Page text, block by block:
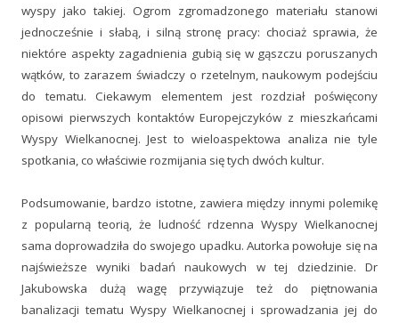
wyspy jako takiej. Ogrom zgromadzonego materiału stanowi
jednocześnie i słabą, i silną stronę pracy: chociaż sprawia, że
niektóre aspekty zagadnienia gubią się w gąszczu poruszanych
wątków, to zarazem świadczy o rzetelnym, naukowym podejściu
do tematu. Ciekawym elementem jest rozdział poświęcony
opisowi pierwszych kontaktów Europejczyków z mieszkańcami
Wyspy Wielkanocnej. Jest to wieloaspektowa analiza nie tyle
spotkania, co właściwie rozmijania się tych dwóch kultur.
Podsumowanie, bardzo istotne, zawiera między innymi polemikę
z popularną teorią, że ludność rdzenna Wyspy Wielkanocnej
sama doprowadziła do swojego upadku. Autorka powołuje się na
najświeższe wyniki badań naukowych w tej dziedzinie. Dr
Jakubowska dużą wagę przywiązuje też do piętnowania
banalizacji tematu Wyspy Wielkanocnej i sprowadzania jej do